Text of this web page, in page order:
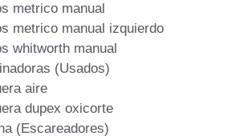
metrico manual
metrico manual izquierdo
whitworth manual
(Usados)
aire
dupex oxicorte
(Escareadores)